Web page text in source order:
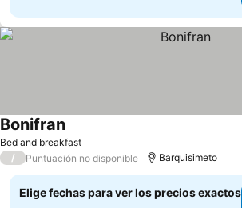
Bed and breakfast
BonifranVer precios
/ Puntuación no disponible Barquisimeto
Elige fechas para ver los precios exactos